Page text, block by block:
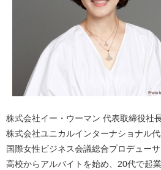
株式会社イー・ウーマン 代表取締役社
株式会社ユニカルインターナショナル
国際女性ビジネス会議総合プロデュー
高校からアルバイトを始め、20代で起